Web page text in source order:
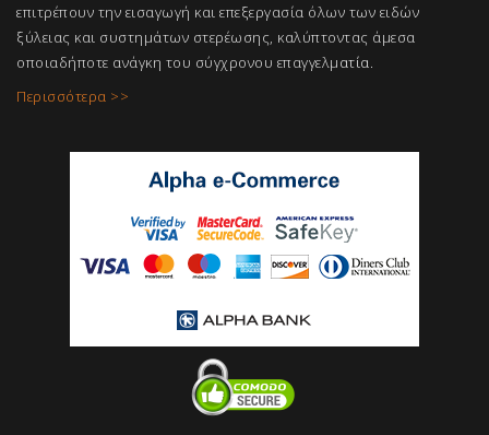
επιτρέπουν την εισαγωγή και επεξεργασία όλων των ειδών
ξύλειας και συστημάτων στερέωσης, καλύπτοντας άμεσα
οποιαδήποτε ανάγκη του σύγχρονου επαγγελματία.
Περισσότερα >>